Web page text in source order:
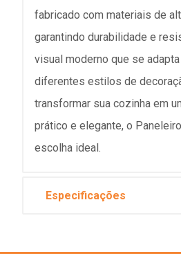
fabricado com materiais de
garantindo durabilidade e
visual moderno que se
diferentes estilos de
transformar sua cozinha em
prático e elegante, o
escolha ideal.
Especificações